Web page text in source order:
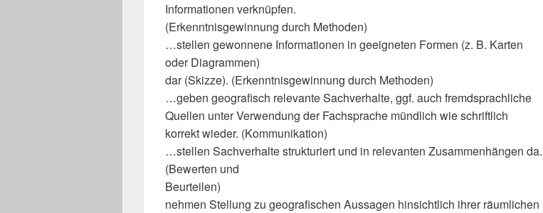
Informationen verknüpfen.
(Erkenntnisgewinnung durch Methoden)
…stellen gewonnene Informationen in geeigneten Formen (z. B. Karten
oder Diagrammen)
dar (Skizze). (Erkenntnisgewinnung durch Methoden)
…geben geografisch relevante Sachverhalte, ggf. auch fremdsprachliche
Quellen unter Verwendung der Fachsprache mündlich wie schriftlich
korrekt wieder. (Kommunikation)
…stellen Sachverhalte strukturiert und in relevanten Zusammenhängen da.
(Bewerten und
Beurteilen)
nehmen Stellung zu geografischen Aussagen hinsichtlich ihrer räumlichen